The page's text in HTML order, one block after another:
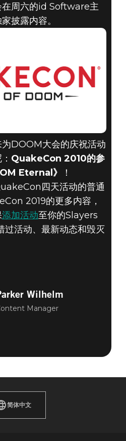
个月！
在周六的id Software主
披露内容。
DOOM大会的庆祝活动
QuakeCon 2010的参
Eternal》
！
四天活动的普通
2019的更多内容，
添加活动至你的Slayers
活动、最新动态和毁灭
Wilhelm
Manager
简体中文